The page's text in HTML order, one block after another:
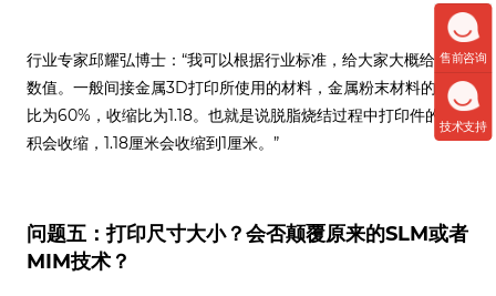
行业专家邱耀弘博士：“我可以根据行业标准，给大家大概给一个
数值。一般间接金属3D打印所使用的材料，金属粉末材料的体积
比为60%，收缩比为1.18。也就是说脱脂烧结过程中打印件的体
积会收缩，1.18厘米会收缩到1厘米。”
问题五：打印尺寸大小？会否颠覆原来的SLM或者
MIM技术？
售前咨询
技术支持